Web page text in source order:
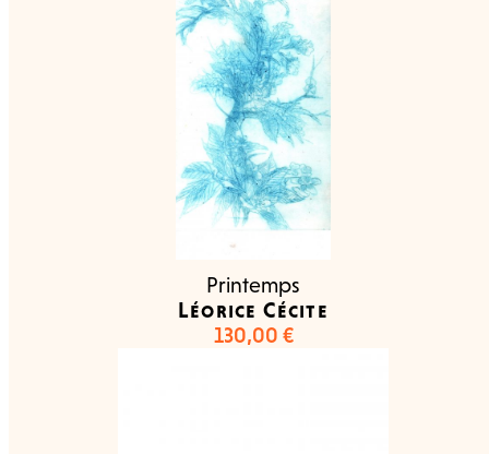
Printemps
Léorice Cécite
130,00 €